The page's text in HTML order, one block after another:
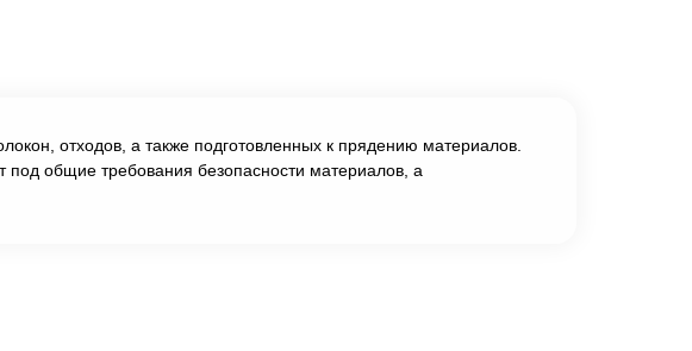
отходов, а также подготовленных к прядению материалов.
общие требования безопасности материалов, а